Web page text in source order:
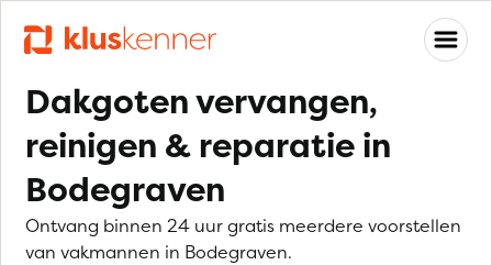
Dakgoten vervangen,
reinigen & reparatie in
Bodegraven
Ontvang binnen 24 uur gratis meerdere voorstellen
van vakmannen in Bodegraven.